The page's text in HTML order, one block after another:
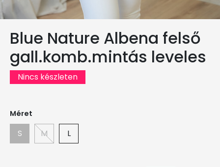
Blue Nature Albena felső
gall.komb.mintás leveles
Nincs készleten
Méret
S M L